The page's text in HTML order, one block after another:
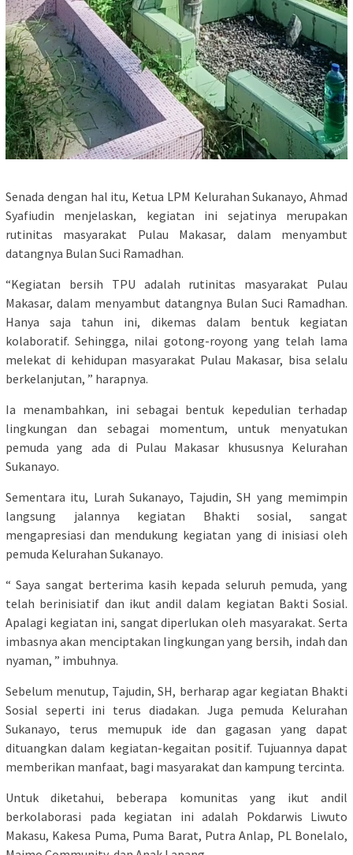
Senada dengan hal itu, Ketua LPM Kelurahan Sukanayo, Ahmad
Syafiudin menjelaskan, kegiatan ini sejatinya merupakan
rutinitas masyarakat Pulau Makasar, dalam menyambut
datangnya Bulan Suci Ramadhan.
“Kegiatan bersih TPU adalah rutinitas masyarakat Pulau
Makasar, dalam menyambut datangnya Bulan Suci Ramadhan.
Hanya saja tahun ini, dikemas dalam bentuk kegiatan
kolaboratif. Sehingga, nilai gotong-royong yang telah lama
melekat di kehidupan masyarakat Pulau Makasar, bisa selalu
berkelanjutan, ” harapnya.
Ia menambahkan, ini sebagai bentuk kepedulian terhadap
lingkungan dan sebagai momentum, untuk menyatukan
pemuda yang ada di Pulau Makasar khususnya Kelurahan
Sukanayo.
Sementara itu, Lurah Sukanayo, Tajudin, SH yang memimpin
langsung jalannya kegiatan Bhakti sosial, sangat
mengapresiasi dan mendukung kegiatan yang di inisiasi oleh
pemuda Kelurahan Sukanayo.
“ Saya sangat berterima kasih kepada seluruh pemuda, yang
telah berinisiatif dan ikut andil dalam kegiatan Bakti Sosial.
Apalagi kegiatan ini, sangat diperlukan oleh masyarakat. Serta
imbasnya akan menciptakan lingkungan yang bersih, indah dan
nyaman, ” imbuhnya.
Sebelum menutup, Tajudin, SH, berharap agar kegiatan Bhakti
Sosial seperti ini terus diadakan. Juga pemuda Kelurahan
Sukanayo, terus memupuk ide dan gagasan yang dapat
dituangkan dalam kegiatan-kegaitan positif. Tujuannya dapat
memberikan manfaat, bagi masyarakat dan kampung tercinta.
Untuk diketahui, beberapa komunitas yang ikut andil
berkolaborasi pada kegiatan ini adalah Pokdarwis Liwuto
Makasu, Kakesa Puma, Puma Barat, Putra Anlap, PL Bonelalo,